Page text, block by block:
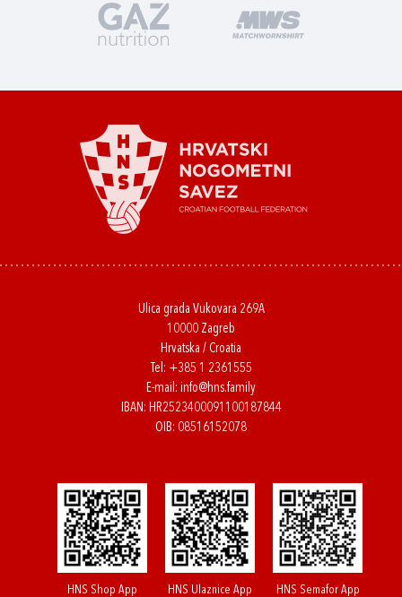
Ulica grada Vukovara 269A
10000 Zagreb
Hrvatska / Croatia
Tel: +385 1 2361555
E-mail: info@hns.family
IBAN: HR2523400091100187844
OIB: 08516152078
HNS Shop App HNS Ulaznice App HNS Semafor App